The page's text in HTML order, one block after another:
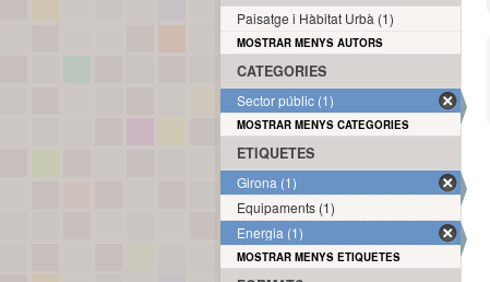
Paisatge i Hàbitat Urbà (1)
MOSTRAR MENYS AUTORS
CATEGORIES
Sector públic (1)
MOSTRAR MENYS CATEGORIES
ETIQUETES
Girona (1)
Equipaments (1)
Energia (1)
MOSTRAR MENYS ETIQUETES